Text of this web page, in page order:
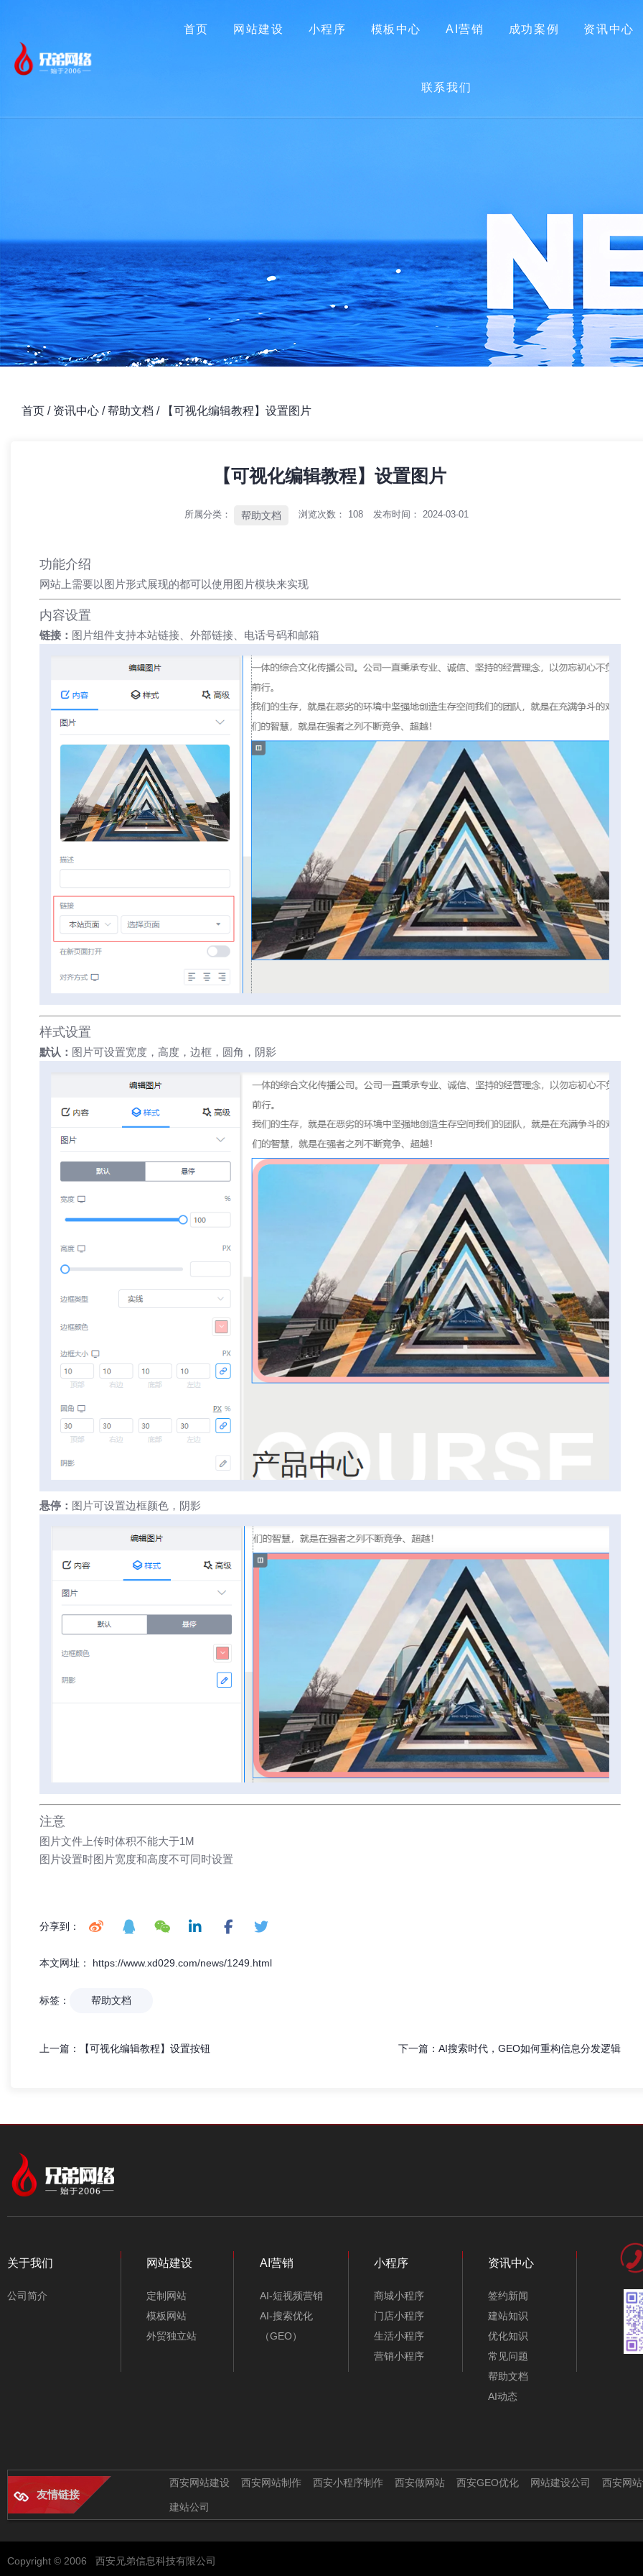
首页 网站建设 小程序 模板中心 AI营销 成功案例 资讯中心
联系我们
首页 关于我们 网站建设 小程序 模板中心
首页 / 资讯中心 /帮助文档 / 【可视化编辑教程】设置图片
【可视化编辑教程】设置图片
所属分类： 帮助文档 浏览次数： 108 发布时间： 2024-03-01
功能介绍
网站上需要以图片形式展现的都可以使用图片模块来实现
内容设置
链接： 图片组件支持本站链接、外部链接、电话号码和邮箱
样式设置
默认： 图片可设置宽度，高度，边框，圆角，阴影
悬停： 图片可设置边框颜色，阴影
注意
图片文件上传时体积不能大于1M
图片设置时图片宽度和高度不可同时设置
分享到：
本文网址： https://www.xd029.com/news/1249.html
标签： 帮助文档
上一篇： 【可视化编辑教程】设置按钮 下一篇： AI搜索时代，GEO如何重构信息分发逻辑
「兄弟网络」深耕西安20年：不只是做
网站，更是为企业打造“赚钱的数字资产”
外贸网站建设应该注意什么？ 为什么现在做企业网站要首选
关于我们
公司简介
网站建设
定制网站
模板网站
外贸独立站
AI营销
AI-短视频营销
AI-搜索优化
（GEO）
小程序
商城小程序
门店小程序
生活小程序
营销小程序
资讯中心
签约新闻
建站知识
优化知识
常见问题
帮助文档
AI动态
友情链接
西安网站建设 西安网站制作 西安小程序制作 西安做网站 西安GEO优化 网站建设公司 西安网
建站公司
Copyright © 2006 西安兄弟信息科技有限公司